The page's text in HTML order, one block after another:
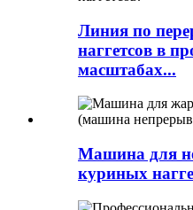
Линия по
наггетсов в
масштабах...
Машина для
куриных